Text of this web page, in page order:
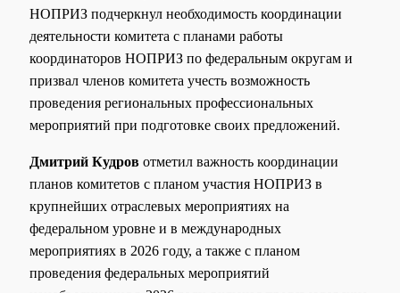
НОПРИЗ подчеркнул необходимость координации
деятельности комитета с планами работы
координаторов НОПРИЗ по федеральным округам и
призвал членов комитета учесть возможность
проведения региональных профессиональных
мероприятий при подготовке своих предложений.
Дмитрий Кудровотметил важность координации
планов комитетов с планом участия НОПРИЗ в
крупнейших отраслевых мероприятиях на
федеральном уровне и в международных
мероприятиях в 2026 году, а также с планом
проведения федеральных мероприятий